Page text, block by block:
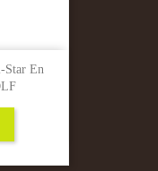
Star En